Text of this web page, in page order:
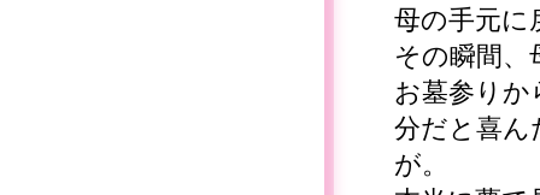
母の手元に
その瞬間
お墓参りか
分だと喜ん
が。